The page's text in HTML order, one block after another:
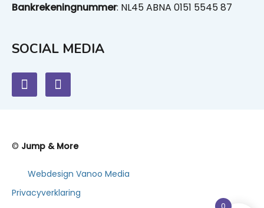
Bankrekeningnummer: NL45 ABNA 0151 5545 87
SOCIAL MEDIA
© Jump & More
Webdesign Vanoo Media
Privacyverklaring